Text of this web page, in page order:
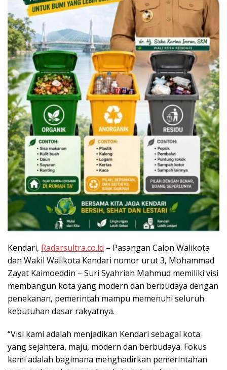
Kendari, Radarsultra.co.id – Pasangan Calon Walikota
dan Wakil Walikota Kendari nomor urut 3, Mohammad
Zayat Kaimoeddin – Suri Syahriah Mahmud memiliki visi
membangun kota yang modern dan berbudaya dengan
penekanan, pemerintah mampu memenuhi seluruh
kebutuhan dasar rakyatnya.
“Visi kami adalah menjadikan Kendari sebagai kota
yang sejahtera, maju, modern dan berbudaya. Fokus
kami adalah bagimana menghadirkan pemerintahan